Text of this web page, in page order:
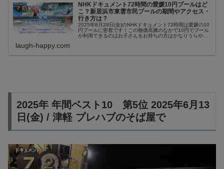
NHKドキュメント72時間の愛媛10円プールはど
こ？新居浜市東雲市民プールの期間やアクセス・
行き方は？
2025年8月29日(金)のNHKドキュメント72時間は愛媛の10
円プールに密着です！この物価高騰のなかで10円でプール
が利用できるのはお子さんをお持ちの方はかなりうらやま
laugh-happy.com
2025年 年間ベスト10 第5位 2025年6月13
日(金) / 津軽 プレハブのそば屋で